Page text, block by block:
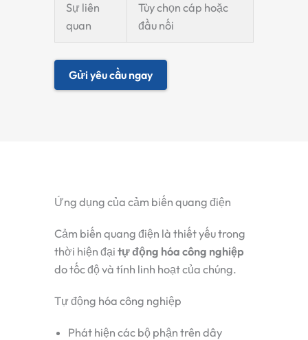
Sự liên
quan
Tùy chọn cáp hoặc
đầu nối
Gửi yêu cầu ngay
Ứng dụng của cảm biến quang điện
Cảm biến quang điện là thiết yếu trong
thời hiện đại tự động hóa công nghiệp
do tốc độ và tính linh hoạt của chúng.
Tự động hóa công nghiệp
Phát hiện các bộ phận trên dây